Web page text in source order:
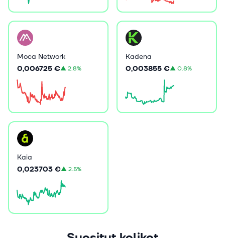
Moca Network
0,006725 €▲2.8%
Kadena
0,003855 €▲0.8%
Kaia
0,023703 €▲2.5%